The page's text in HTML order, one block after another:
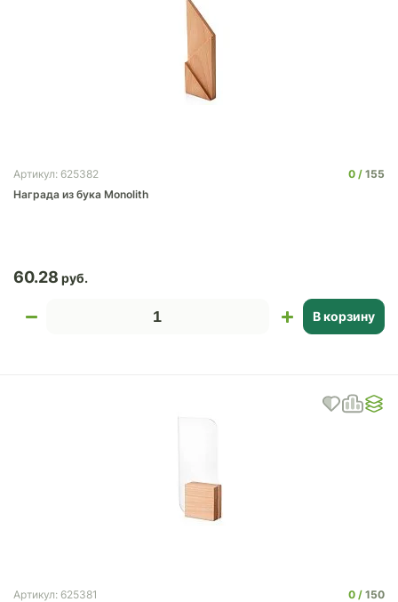
Артикул: 625382 0
155
Награда из бука Monolith
60.28
В корзину
Артикул: 625381 0
150